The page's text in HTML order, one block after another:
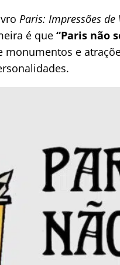
Paris: Impressões de
é que “Paris não
monumentos e